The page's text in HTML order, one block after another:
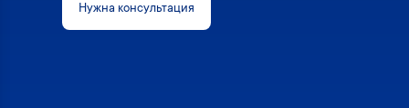
Нужна консультация